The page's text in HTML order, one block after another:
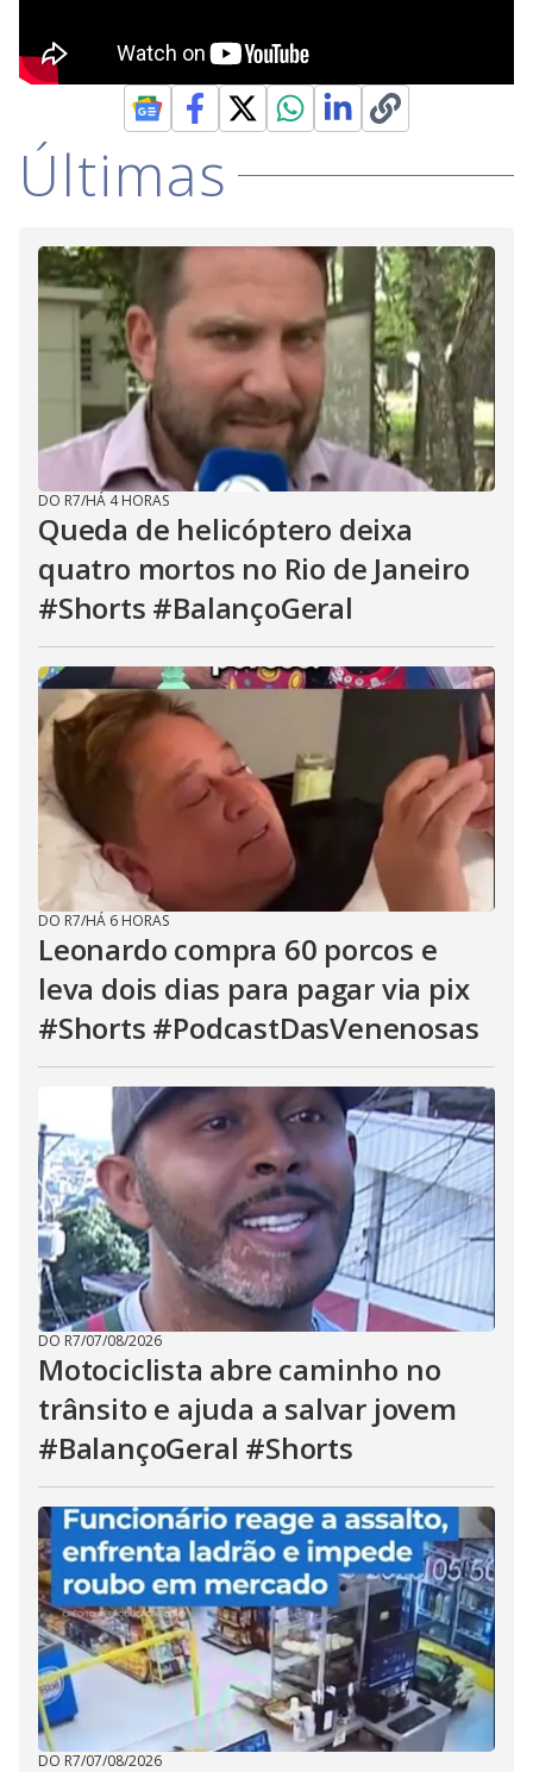
Últimas
DO R7/HÁ 4 HORAS
Queda de helicóptero deixa
quatro mortos no Rio de Janeiro
#Shorts #BalançoGeral
DO R7/HÁ 6 HORAS
Leonardo compra 60 porcos e
leva dois dias para pagar via pix
#Shorts #PodcastDasVenenosas
DO R7/07/08/2026
Motociclista abre caminho no
trânsito e ajuda a salvar jovem
#BalançoGeral #Shorts
DO R7/07/08/2026